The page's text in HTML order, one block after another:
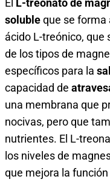
solubleque se forma
ácido L-treónico, que
de los tipos de
específicos para la
capacidad de
una membrana que
nocivas, pero que
nutrientes. El L-
los niveles de
que mejora la